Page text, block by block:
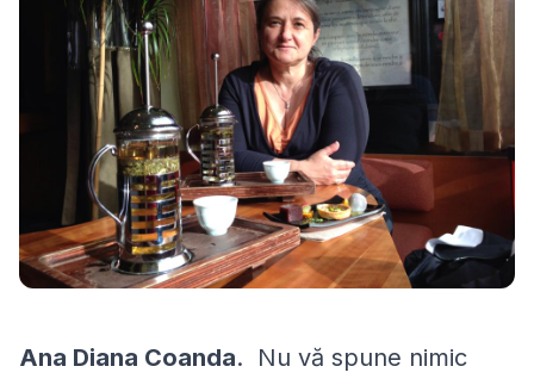
Ana Diana Coanda.
Nu vă spune nimic